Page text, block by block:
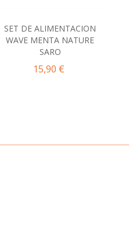
Añadir al carrito
SET DE ALIMENTACION
WAVE MENTA NATURE
SARO
15,90 €